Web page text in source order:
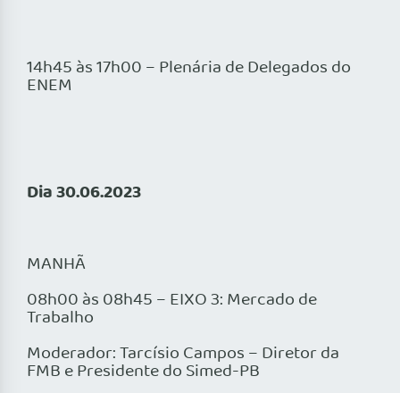
14h45 às 17h00 – Plenária de Delegados do
ENEM
Dia 30.06.2023
MANHÃ
08h00 às 08h45 – EIXO 3: Mercado de
Trabalho
Moderador: Tarcísio Campos – Diretor da
FMB e Presidente do Simed-PB